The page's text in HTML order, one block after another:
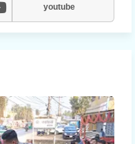
youtube